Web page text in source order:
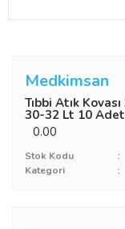
Medkimsan
Tıbbi Atık
30-32 Lt 10 Adet
0.00
Stok Kodu
Kategori